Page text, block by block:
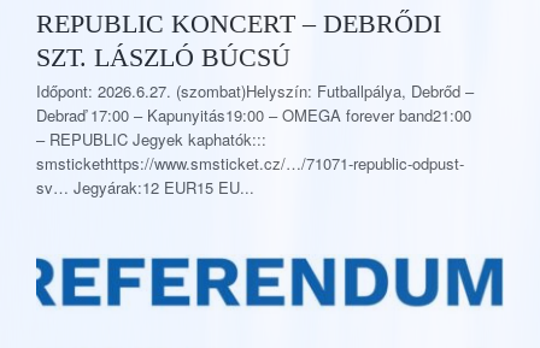
REPUBLIC KONCERT – DEBRŐDI
SZT. LÁSZLÓ BÚCSÚ
Időpont: 2026.6.27. (szombat)Helyszín: Futballpálya, Debrőd –
Debraď 17:00 – Kapunyitás19:00 – OMEGA forever band21:00
– REPUBLIC Jegyek kaphatók:::
smstickethttps://www.smsticket.cz/…/71071-republic-odpust-
sv… Jegyárak:12 EUR15 EU...